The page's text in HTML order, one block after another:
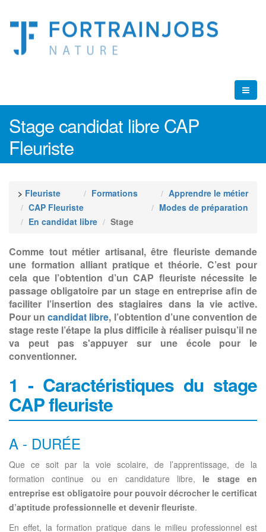
Stage candidat libre CAP
Fleuriste
> Fleuriste Formations
Apprendre le métier
CAP Fleuriste
Modes de préparation
En candidat libre
Stage
Comme tout métier artisanal, être fleuriste demande
une formation alliant pratique et théorie. C’est pour
cela que l’obtention d’un CAP fleuriste nécessite le
passage obligatoire par un stage en entreprise afin de
faciliter l’insertion des stagiaires dans la vie active.
Pour uncandidat libre, l’obtention d’une convention de
stage reste l’étape la plus difficile à réaliser puisqu’il ne
va peut pas s'appuyer sur une école pour le
conventionner.
1 - Caractéristiques du stage
CAP fleuriste
A - DURÉE
Que ce soit par la voie scolaire, de l’apprentissage, de la
formation continue ou en candidature libre, le stage en
entreprise est obligatoire pour pouvoir décrocher le certificat
d’aptitude professionnelle et devenir fleuriste.
En effet, la formation pratique dans le milieu professionnel est